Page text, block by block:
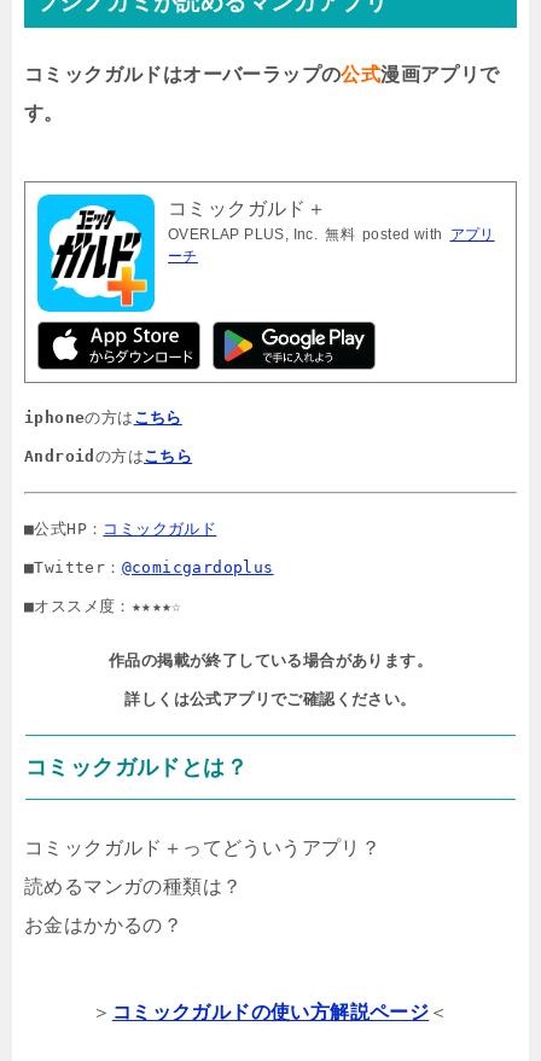
コミックガルドはオーバーラップの公式漫画アプリで
す。
コミックガルド＋
OVERLAP PLUS, Inc. 無料 posted with
アプリ
ーチ
iphoneの方は こちら
Android の方はこちら
■公式HP： コミックガルド
■Twitter： @comicgardoplus
■オススメ度：★★★★☆
作品の掲載が終了している場合があります。
詳しくは公式アプリでご確認ください。
コミックガルドとは？
コミックガルド＋ってどういうアプリ？
読めるマンガの種類は？
お金はかかるの？
＞ コミックガルドの使い方解説ページ ＜